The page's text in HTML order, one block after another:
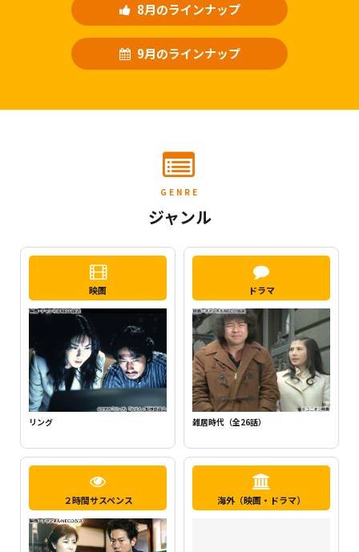
8月のラインナップ
9月のラインナップ
GENRE
ジャンル
映画
らせん
ドラマ
新・ミナミの帝王1（千原ジュニア主
２時間サスペンス 海外（映画・ドラマ）